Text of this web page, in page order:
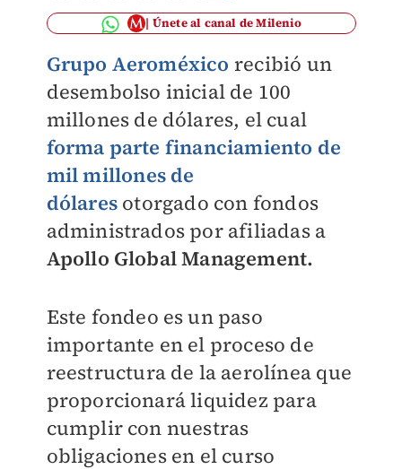
Únete al canal de Milenio
Grupo Aeroméxico recibió un
desembolso inicial de 100
millones de dólares, el cual
forma parte financiamiento de
mil millones de
dólaresotorgado con fondos
administrados por afiliadas a
Apollo Global Management.
Este fondeo es un paso
importante en el proceso de
reestructura de la aerolínea que
proporcionará liquidez para
cumplir con nuestras
obligaciones en el curso